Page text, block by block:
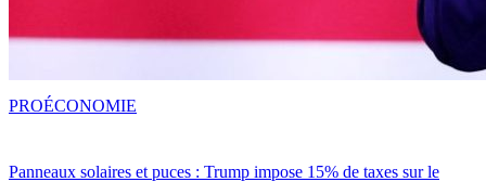
Panneaux solaires et puces : Trump impose 15% de taxes sur le
PROÉCONOMIE